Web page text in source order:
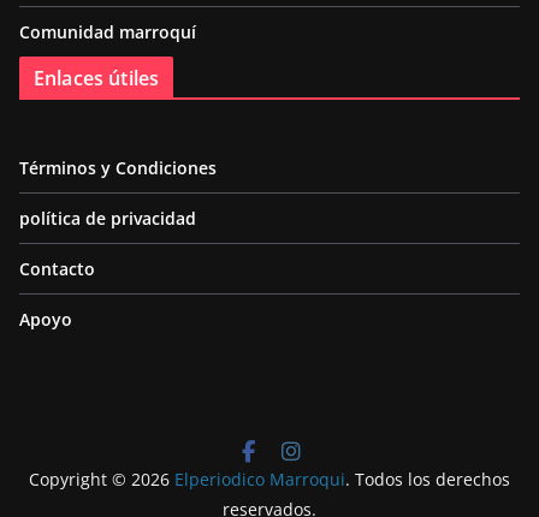
Comunidad marroquí
Enlaces útiles
Términos y Condiciones
política de privacidad
Contacto
Apoyo
Copyright © 2026 Elperiodico Marroqui. Todos los derechos
reservados.